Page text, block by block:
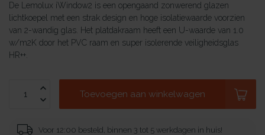
De Lemolux iWindow2 is een opengaand zonwerend glazen
lichtkoepel met een strak design en hoge isolatiewaarde voorzien
van 2-wandig glas. Het platdakraam heeft een U-waarde van 1.0
w/m2K door het PVC raam en super isolerende veiligheidsglas
HR++.
Toevoegen aan winkelwagen
Voor 12:00 besteld, binnen 3 tot 5 werkdagen in huis!